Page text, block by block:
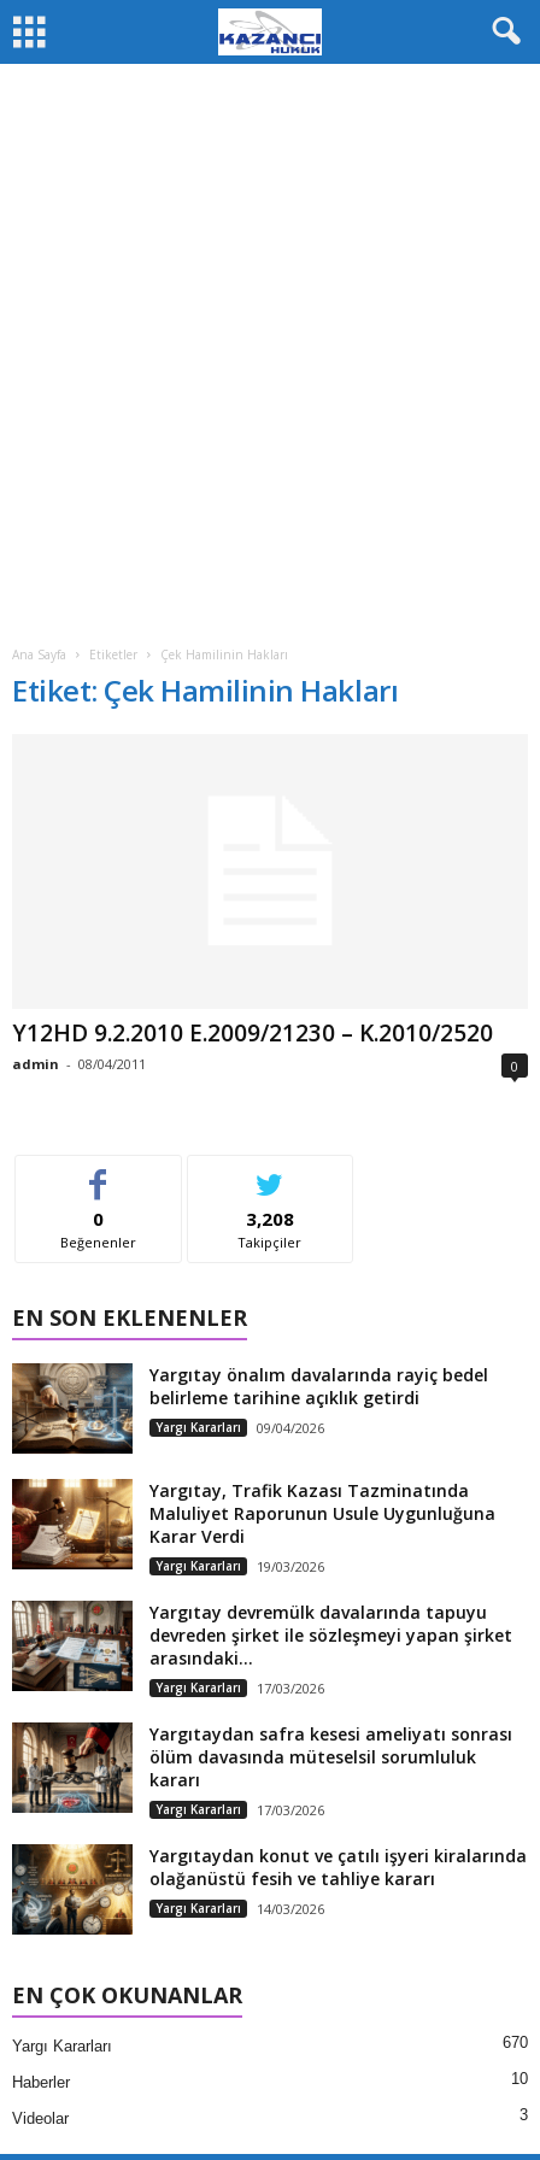
Ana Sayfa Etiketler Çek Hamilinin Hakları
Etiket: Çek Hamilinin Hakları
Y12HD 9.2.2010 E.2009/21230 – K.2010/2520
admin - 08/04/2011 0
0
Beğenenler
3,208
Takipçiler
EN SON EKLENENLER
Yargıtay önalım davalarında rayiç bedel
belirleme tarihine açıklık getirdi
Yargı Kararları 09/04/2026
Yargıtay, Trafik Kazası Tazminatında
Maluliyet Raporunun Usule Uygunluğuna
Karar Verdi
Yargı Kararları 19/03/2026
Yargıtay devremülk davalarında tapuyu
devreden şirket ile sözleşmeyi yapan şirket
arasındaki...
Yargı Kararları 17/03/2026
Yargıtaydan safra kesesi ameliyatı sonrası
ölüm davasında müteselsil sorumluluk
kararı
Yargı Kararları 17/03/2026
Yargıtaydan konut ve çatılı işyeri kiralarında
olağanüstü fesih ve tahliye kararı
Yargı Kararları 14/03/2026
EN ÇOK OKUNANLAR
Yargı Kararları 670
Haberler 10
Videolar 3